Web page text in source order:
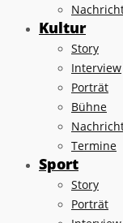
Kultur
Story
Interview
Porträt
Bühne
Termine
Sport
Story
Porträt